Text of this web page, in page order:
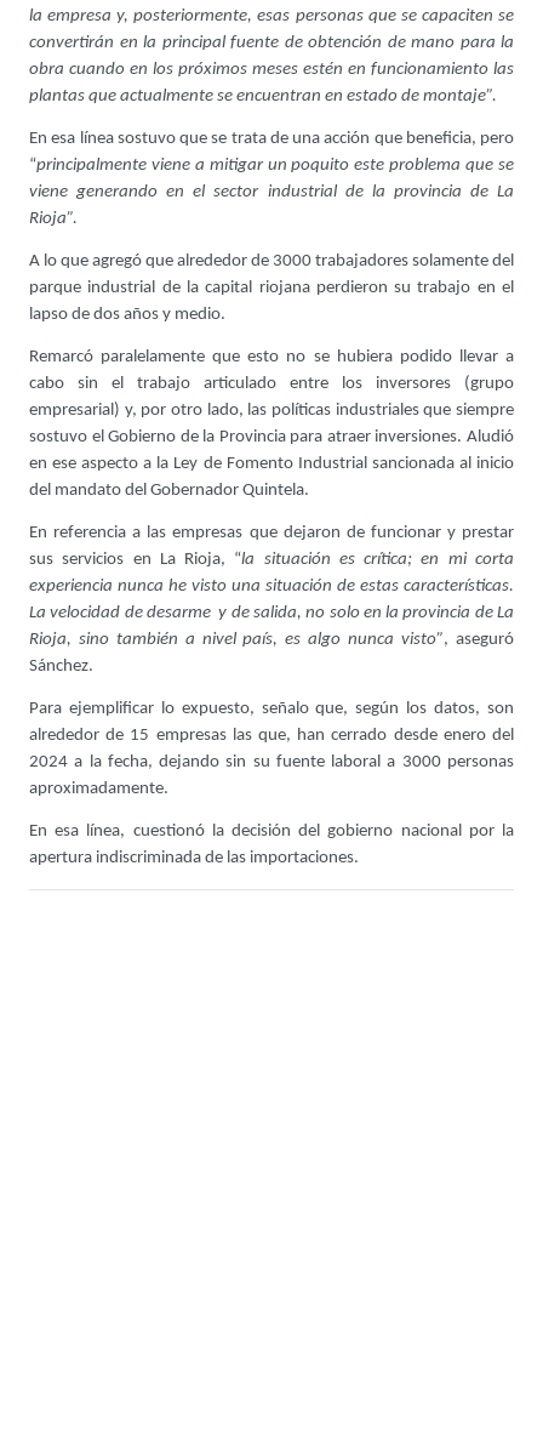
la empresa y, posteriormente, esas personas que se capaciten se
convertirán en la principal fuente de obtención de mano para la
obra cuando en los próximos meses estén en funcionamiento las
plantas que actualmente se encuentran en estado de montaje”.
En esa línea sostuvo que se trata de una acción que beneficia, pero
“principalmente viene a mitigar un poquito este problema que se
viene generando en el sector industrial de la provincia de La
Rioja”.
A lo que agregó que alrededor de 3000 trabajadores solamente del
parque industrial de la capital riojana perdieron su trabajo en el
lapso de dos años y medio.
Remarcó paralelamente que esto no se hubiera podido llevar a
cabo sin el trabajo articulado entre los inversores (grupo
empresarial) y, por otro lado, las políticas industriales que siempre
sostuvo el Gobierno de la Provincia para atraer inversiones. Aludió
en ese aspecto a la Ley de Fomento Industrial sancionada al inicio
del mandato del Gobernador Quintela.
En referencia a las empresas que dejaron de funcionar y prestar
sus servicios en La Rioja, “la situación es crítica; en mi corta
experiencia nunca he visto una situación de estas características.
La velocidad de desarme y de salida, no solo en la provincia de La
Rioja, sino también a nivel país, es algo nunca visto”, aseguró
Sánchez.
Para ejemplificar lo expuesto, señalo que, según los datos, son
alrededor de 15 empresas las que, han cerrado desde enero del
2024 a la fecha, dejando sin su fuente laboral a 3000 personas
aproximadamente.
En esa línea, cuestionó la decisión del gobierno nacional por la
apertura indiscriminada de las importaciones.